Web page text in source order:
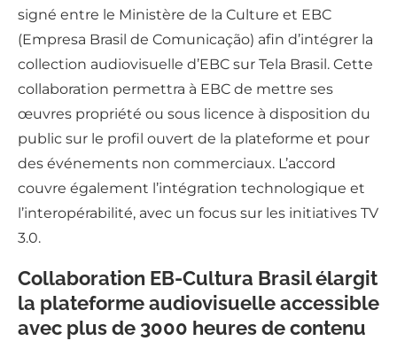
signé entre le Ministère de la Culture et EBC
(Empresa Brasil de Comunicação) afin d’intégrer la
collection audiovisuelle d’EBC sur Tela Brasil. Cette
collaboration permettra à EBC de mettre ses
œuvres propriété ou sous licence à disposition du
public sur le profil ouvert de la plateforme et pour
des événements non commerciaux. L’accord
couvre également l’intégration technologique et
l’interopérabilité, avec un focus sur les initiatives TV
3.0.
Collaboration EB-Cultura Brasil élargit
la plateforme audiovisuelle accessible
avec plus de 3000 heures de contenu